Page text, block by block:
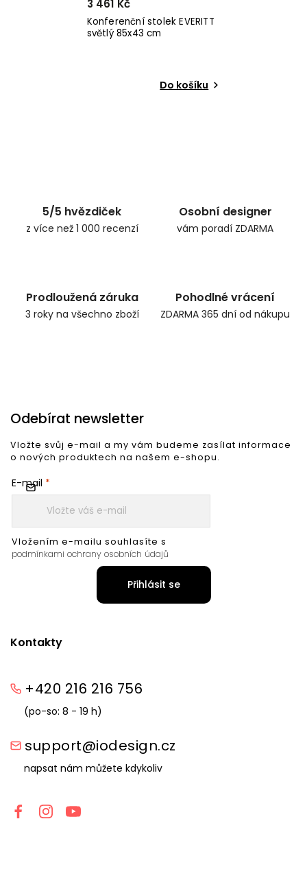
Konferenční stolek EVERITT
světlý 85x43 cm
3 461 Kč
Do košíku
5/5 hvězdiček
z více než 1 000 recenzí
Osobní designer
vám poradí ZDARMA
Prodloužená záruka
3 roky na všechno zboží
Pohodlné vrácení
ZDARMA 365 dní od nákupu
Kontakty
+420 216 216 756
(po-so: 8 - 19 h)
support@iodesign.cz
napsat nám můžete kdykoliv
Odebírat newsletter
Vložte svůj e-mail a my vám budeme zasílat informace
o nových produktech na našem e-shopu.
E-mail
Vložením e-mailu souhlasíte s
podmínkami ochrany osobních údajů
Přihlásit se